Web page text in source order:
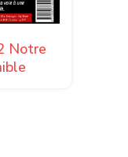
Notre